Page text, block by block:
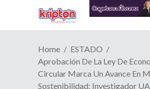
Home
ESTADO
Aprobación De La Ley De
Circular Marca Un Avance En
Sostenibilidad: Investigador